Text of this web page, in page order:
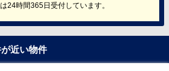
24時間365日受付しています。
近い物件